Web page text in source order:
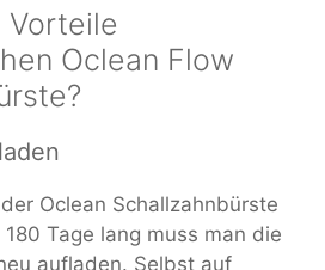
Vorteile
Oclean Flow
Oclean Schallzahnbürste
Tage lang muss man die
aufladen. Selbst auf